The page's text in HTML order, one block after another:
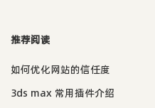
推荐阅读
如何优化网站的信任度
3ds max 常用插件介绍